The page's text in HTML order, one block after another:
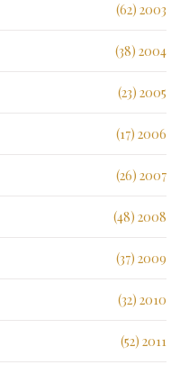
2003 (62)
2004 (38)
2005 (23)
2006 (17)
2007 (26)
2008 (48)
2009 (37)
2010 (32)
2011 (52)